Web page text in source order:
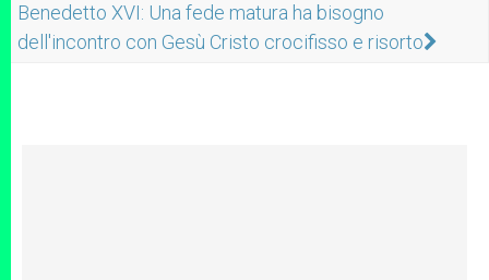
Benedetto XVI: Una fede matura ha bisogno
dell'incontro con Gesù Cristo crocifisso e risorto